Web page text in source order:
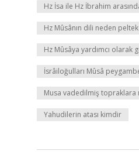
Hz İsa ile Hz İbrahim
Hz Mûsânın dili neden peltek
Hz Mûsâya yardımcı
İsrâiloğulları Mûsâ
Musa vadedilmiş topraklara
Yahudilerin atası kimdir